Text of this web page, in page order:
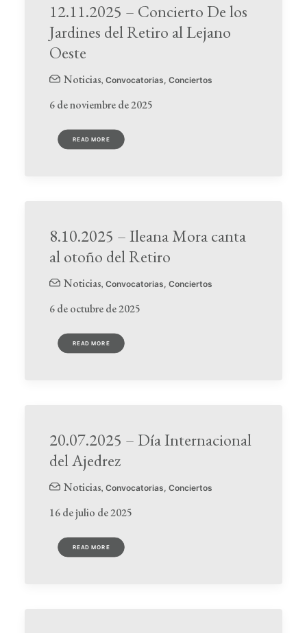
12.11.2025 – Concierto De los
Jardines del Retiro al Lejano
Oeste
Noticias, Convocatorias, Conciertos
6 de noviembre de 2025
READ MORE
8.10.2025 – Ileana Mora canta
al otoño del Retiro
Noticias, Convocatorias, Conciertos
6 de octubre de 2025
READ MORE
20.07.2025 – Día Internacional
del Ajedrez
Noticias, Convocatorias, Conciertos
16 de julio de 2025
READ MORE